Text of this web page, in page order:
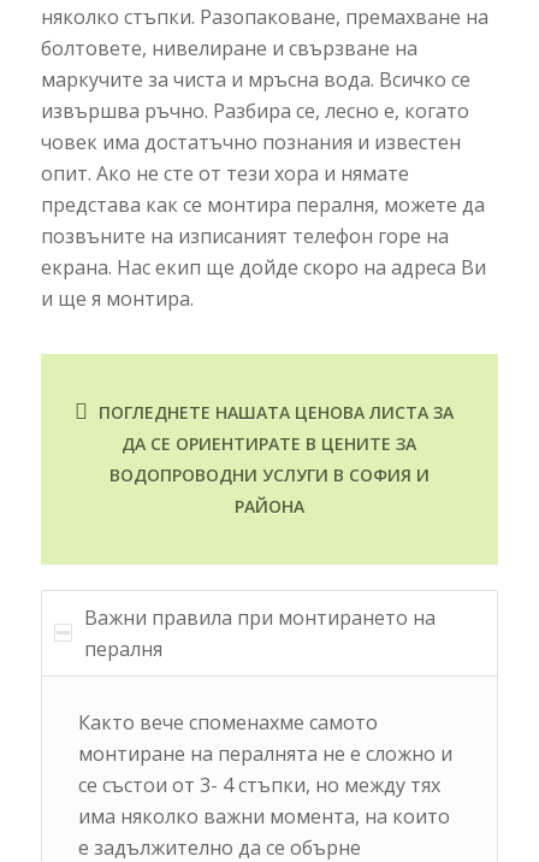
няколко стъпки. Разопаковане, премахване на
болтовете, нивелиране и свързване на
маркучите за чиста и мръсна вода. Всичко се
извършва ръчно. Разбира се, лесно е, когато
човек има достатъчно познания и известен
опит. Ако не сте от тези хора и нямате
представа как се монтира пералня, можете да
позвъните на изписаният телефон горе на
екрана. Нас екип ще дойде скоро на адреса Ви
и ще я монтира.
ПОГЛЕДНЕТЕ НАШАТА ЦЕНОВА ЛИСТА ЗА
ДА СЕ ОРИЕНТИРАТЕ В ЦЕНИТЕ ЗА
ВОДОПРОВОДНИ УСЛУГИ В СОФИЯ И
РАЙОНА
Важни правила при монтирането на
пералня
Както вече споменахме самото
монтиране на пералнята не е сложно и
се състои от 3- 4 стъпки, но между тях
има няколко важни момента, на които
е задължително да се обърне